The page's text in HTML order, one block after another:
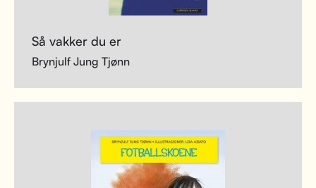
Så vakker du er
Brynjulf Jung Tjønn